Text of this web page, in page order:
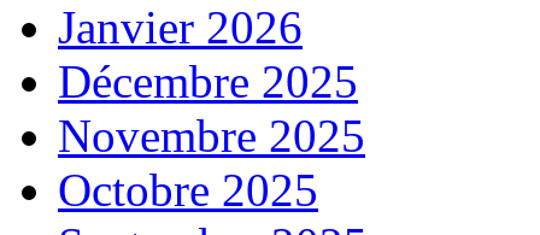
Janvier 2026
Décembre 2025
Novembre 2025
Octobre 2025